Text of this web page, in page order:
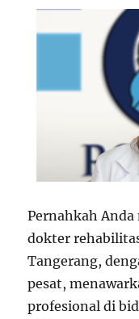
Pernahkah
dokter
Tangerang,
pesat,
profesional di